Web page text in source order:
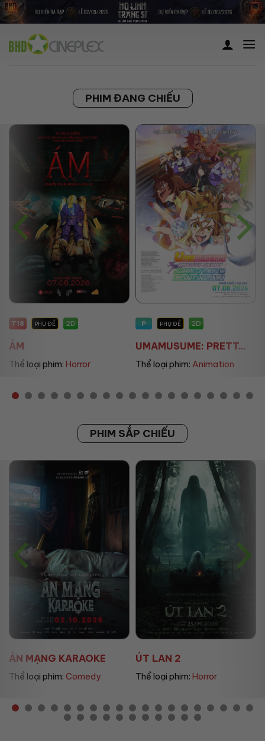
Skip
to
content
PHIM ĐANG CHIẾU
P PHỤ ĐỀ
UMAMUSUME: PRETT...
Thể loại phim:Animation
P PHỤ ĐỀ/LỒNG TIẾNG
THE LAND OF SOME...
Thể loại phim:Animation
PHIM SẮP CHIẾU
ÚT LAN 2
Thể loại phim:Horror
MẸ MÌN
Thể loại phim:Drama